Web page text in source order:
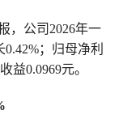
，公司2026年一
；归母净利
益0.0969元。